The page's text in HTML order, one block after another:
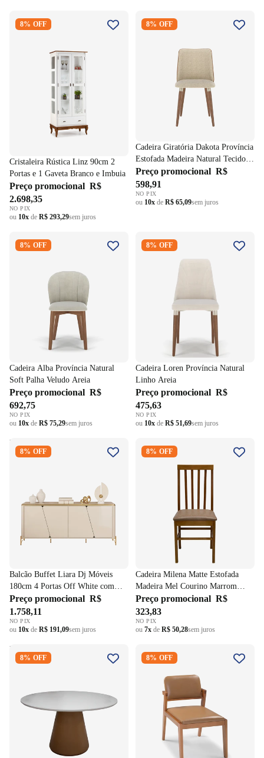
Portas e 1 Gaveta Branco e
8% OFF
Cristaleira Rústica Linz 90cm 2
Portas e 1 Gaveta Branco e Imbuia
Preço promocional R$
2.698,35
NO PIX
ou 10x de R$ 293,29sem juros
Província Estofada Madeira
8% OFF
Cadeira Giratória Dakota Província
Estofada Madeira Natural Tecido
Boucle Caramelo
Preço promocional R$
598,91
NO PIX
ou 10x de R$ 65,09sem juros
Soft Palha Veludo Areia
8% OFF
Cadeira Alba Província Natural
Soft Palha Veludo Areia
Preço promocional R$
692,75
NO PIX
ou 10x de R$ 75,29sem juros
Natural Linho Areia
8% OFF
Cadeira Loren Província Natural
Linho Areia
Preço promocional R$
475,63
NO PIX
ou 10x de R$ 51,69sem juros
Balcão Buffet Liara Dj Móveis
180cm 4 Portas Off White com
8% OFF
Balcão Buffet Liara Dj Móveis
180cm 4 Portas Off White com
Dourado
Preço promocional R$
1.758,11
NO PIX
ou 10x de R$ 191,09sem juros
Madeira Mel Courino Marrom
8% OFF
Cadeira Milena Matte Estofada
Madeira Mel Courino Marrom
Claro
Preço promocional R$
323,83
NO PIX
ou 7x de R$ 50,28sem juros
Mesa Redonda Maisa Artsoli
135x135cm Courino Caramelo
8% OFF
Claro
8% OFF